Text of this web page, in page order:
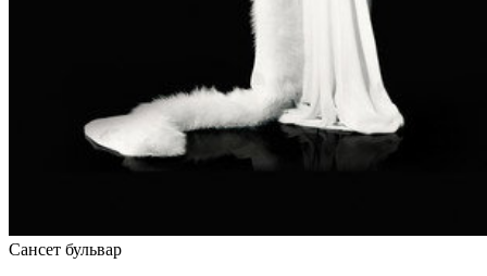
Сансет бульвар